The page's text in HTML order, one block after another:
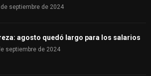
septiembre de 2024
agosto quedó largo para los salarios
septiembre de 2024